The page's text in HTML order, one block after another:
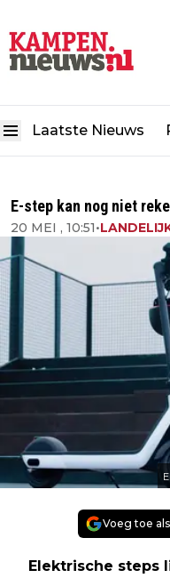
Laatste Nieuws
E-step kan nog niet
20 MEI , 10:51•
Voeg toe
Elektrische steps